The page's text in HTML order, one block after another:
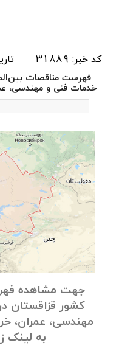
کد خبر: 31889
فهرست مناقصات
خدمات فنی و مهندسی،
جهت مشاهده
کشور قزاقستان
مهندسی، عمران،
به لینک